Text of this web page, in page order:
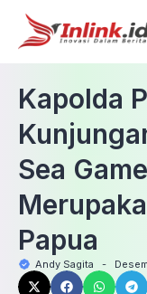
Kapolda
Sea
Papua
Andy Sagita -